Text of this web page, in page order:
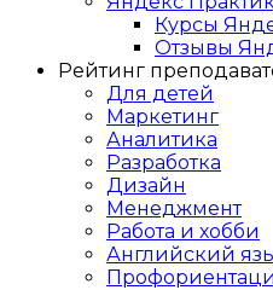
Курсы
Отзывы
Рейтинг
Для детей
Маркетинг
Аналитика
Разработка
Дизайн
Менеджмент
Работа и хобби
Английский